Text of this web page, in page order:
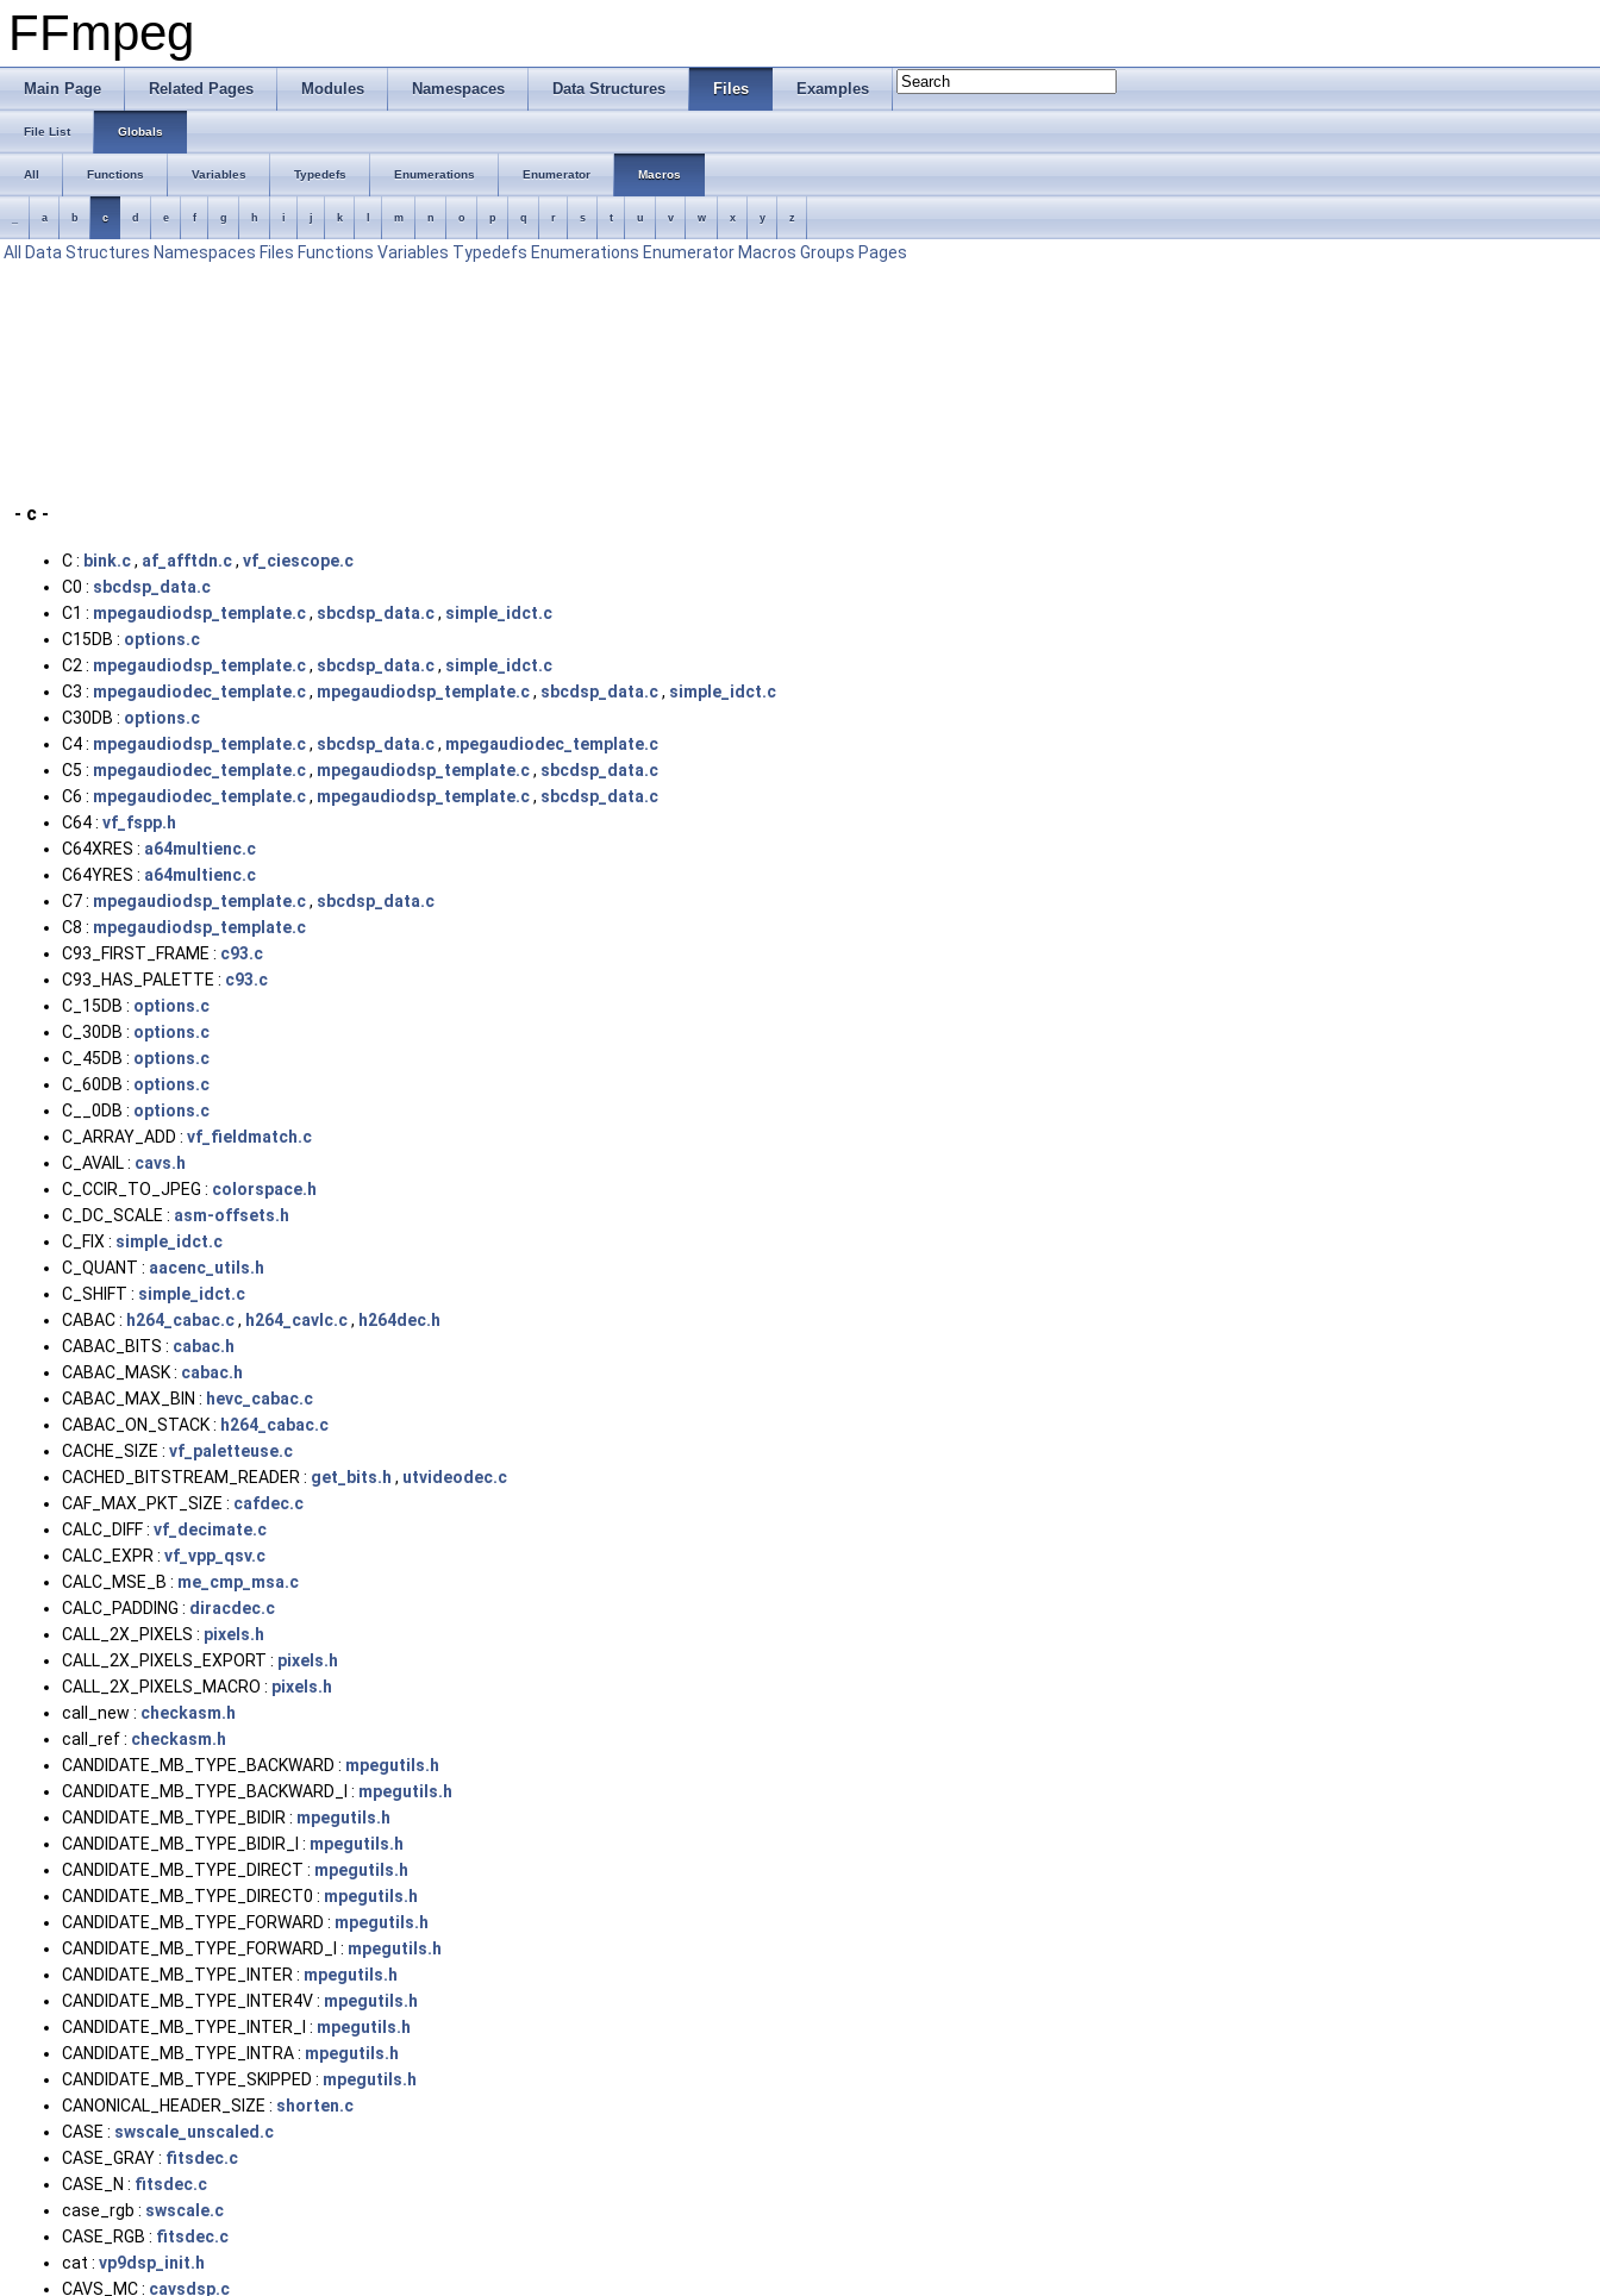
FFmpeg
Main Page Related Pages Modules Namespaces Data Structures Files Examples
File List Globals
All Functions Variables Typedefs Enumerations Enumerator Macros
a b c d e f g h i j k m n o p q r s t u v w x y z
All Data Structures Namespaces Files Functions Variables Typedefs Enumerations Enumerator Macros Groups Pages
- c -
C : bink.c, af_afftdn.c, vf_ciescope.c
C0 : sbcdsp_data.c
C1 : mpegaudiodsp_template.c, sbcdsp_data.c, simple_idct.c
C15DB : options.c
C2 : mpegaudiodsp_template.c, sbcdsp_data.c, simple_idct.c
C3 : mpegaudiodec_template.c, mpegaudiodsp_template.c, sbcdsp_data.c, simple_idct.c
C30DB : options.c
C4 : mpegaudiodsp_template.c, sbcdsp_data.c, mpegaudiodec_template.c
C5 : mpegaudiodec_template.c, mpegaudiodsp_template.c, sbcdsp_data.c
C6 : mpegaudiodec_template.c, mpegaudiodsp_template.c, sbcdsp_data.c
C64 : vf_fspp.h
C64XRES : a64multienc.c
C64YRES : a64multienc.c
C7 : mpegaudiodsp_template.c, sbcdsp_data.c
C8 : mpegaudiodsp_template.c
C93_FIRST_FRAME : c93.c
C93_HAS_PALETTE : c93.c
C_15DB : options.c
C_30DB : options.c
C_45DB : options.c
C_60DB : options.c
C__0DB : options.c
C_ARRAY_ADD : vf_fieldmatch.c
C_AVAIL : cavs.h
C_CCIR_TO_JPEG : colorspace.h
C_DC_SCALE : asm-offsets.h
C_FIX : simple_idct.c
C_QUANT : aacenc_utils.h
C_SHIFT : simple_idct.c
CABAC : h264_cabac.c, h264_cavlc.c, h264dec.h
CABAC_BITS : cabac.h
CABAC_MASK : cabac.h
CABAC_MAX_BIN : hevc_cabac.c
CABAC_ON_STACK : h264_cabac.c
CACHE_SIZE : vf_paletteuse.c
CACHED_BITSTREAM_READER : get_bits.h , utvideodec.c
CAF_MAX_PKT_SIZE : cafdec.c
CALC_DIFF : vf_decimate.c
CALC_EXPR : vf_vpp_qsv.c
CALC_MSE_B : me_cmp_msa.c
CALC_PADDING : diracdec.c
CALL_2X_PIXELS : pixels.h
CALL_2X_PIXELS_EXPORT : pixels.h
CALL_2X_PIXELS_MACRO : pixels.h
call_new : checkasm.h
call_ref : checkasm.h
CANDIDATE_MB_TYPE_BACKWARD : mpegutils.h
CANDIDATE_MB_TYPE_BACKWARD_I : mpegutils.h
CANDIDATE_MB_TYPE_BIDIR : mpegutils.h
CANDIDATE_MB_TYPE_BIDIR_I : mpegutils.h
CANDIDATE_MB_TYPE_DIRECT : mpegutils.h
CANDIDATE_MB_TYPE_DIRECT0 : mpegutils.h
CANDIDATE_MB_TYPE_FORWARD : mpegutils.h
CANDIDATE_MB_TYPE_FORWARD_I : mpegutils.h
CANDIDATE_MB_TYPE_INTER : mpegutils.h
CANDIDATE_MB_TYPE_INTER4V : mpegutils.h
CANDIDATE_MB_TYPE_INTER_I : mpegutils.h
CANDIDATE_MB_TYPE_INTRA : mpegutils.h
CANDIDATE_MB_TYPE_SKIPPED : mpegutils.h
CANONICAL_HEADER_SIZE : shorten.c
CASE : swscale_unscaled.c
CASE_GRAY : fitsdec.c
CASE_N : fitsdec.c
case_rgb : swscale.c
CASE_RGB : fitsdec.c
cat : vp9dsp_init.h
CAVS_MC : cavsdsp.c